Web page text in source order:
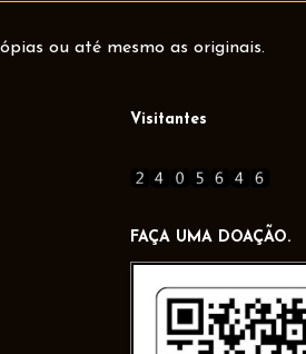
ou até mesmo as originais.
Visitantes
FAÇA UMA DOAÇÃO.